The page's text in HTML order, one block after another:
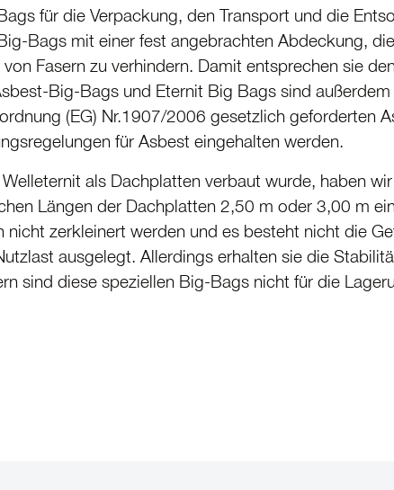
für die Verpackung, den Transport und die
Bags mit einer fest angebrachten Abdeckung,
Fasern zu verhindern. Damit entsprechen sie
Big-Bags und Eternit Big Bags sind
(EG) Nr.1907/2006 gesetzlich geforderten
für Asbest eingehalten werden.
als Dachplatten verbaut wurde, haben
Längen der Dachplatten 2,50 m oder 3,00 m
zerkleinert werden und es besteht nicht die
ausgelegt. Allerdings erhalten sie die
sind diese speziellen Big-Bags nicht für die